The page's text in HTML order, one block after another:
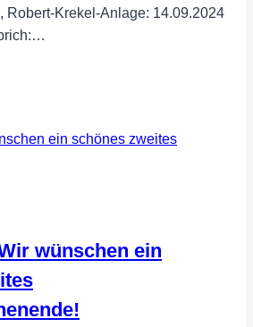
Robert-Krekel-Anlage: 14.09.2024
wünschen ein